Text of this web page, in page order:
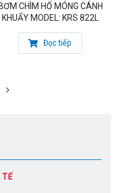
BƠM CHÌM HỐ MÓNG CÁNH
KHUẤY MODEL: KRS 822L
Đọc tiếp
TẾ